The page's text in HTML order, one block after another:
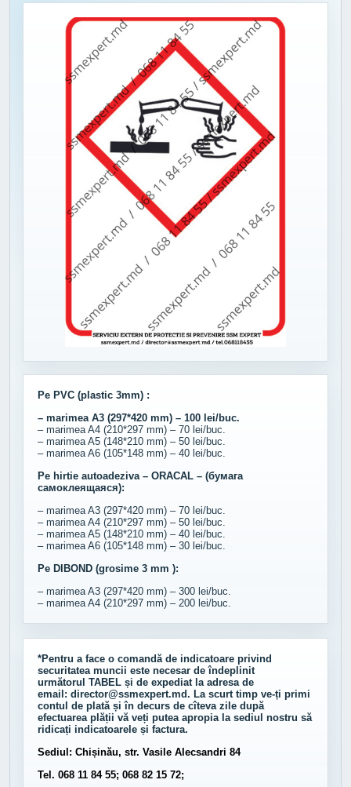
Pe PVC (plastic 3mm) :
– marimea A3 (297*420 mm) – 100 lei/buc.
– marimea A4 (210*297 mm) – 70 lei/buc.
– marimea A5 (148*210 mm) – 50 lei/buc.
– marimea A6 (105*148 mm) – 40 lei/buc.
Pe hirtie autoadeziva – ORACAL – (бумага
самоклеящаяся):
– marimea A3 (297*420 mm) – 70 lei/buc.
– marimea A4 (210*297 mm) – 50 lei/buc.
– marimea A5 (148*210 mm) – 40 lei/buc.
– marimea A6 (105*148 mm) – 30 lei/buc.
Pe DIBOND (grosime 3 mm ):
– marimea A3 (297*420 mm) – 300 lei/buc.
– marimea A4 (210*297 mm) – 200 lei/buc.
*Pentru a face o comandă de indicatoare privind
securitatea muncii este necesar de îndeplinit
următorul TABEL și de expediat la adresa de
email: director@ssmexpert.md. La scurt timp ve-ți primi
contul de plată și în decurs de cîteva zile după
efectuarea plății vă veți putea apropia la sediul nostru să
ridicați indicatoarele și factura.
Sediul: Chișinău, str. Vasile Alecsandri 84
Tel. 068 11 84 55; 068 82 15 72;